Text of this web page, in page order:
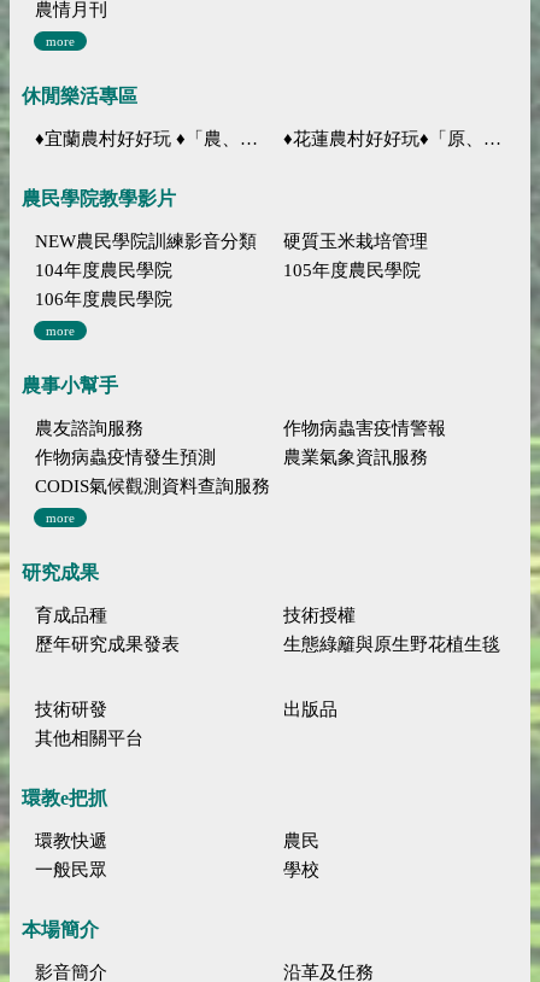
農情月刊
more
休閒樂活專區
♦宜蘭農村好好玩 ♦「農、藝、山、水」四條遊程推薦 ♦花蓮農村好好玩♦「原、生、慢、活」四條遊程推薦
農民學院教學影片
NEW農民學院訓練影音分類
硬質玉米栽培管理
104年度農民學院
105年度農民學院
106年度農民學院
more
農事小幫手
農友諮詢服務
作物病蟲害疫情警報
作物病蟲疫情發生預測
農業氣象資訊服務
CODIS氣候觀測資料查詢服務
more
研究成果
育成品種
技術授權
歷年研究成果發表
生態綠籬與原生野花植生毯
技術研發
出版品
其他相關平台
環教e把抓
環教快遞
農民
一般民眾
學校
本場簡介
影音簡介 沿革及任務